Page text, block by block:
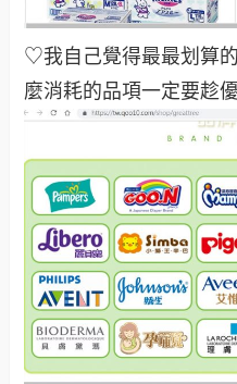
♡我自己覺得最最划算
麼消耗的品項一定要趁